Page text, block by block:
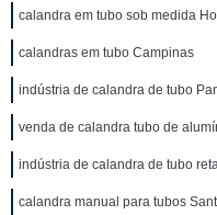
calandra em tubo sob medida
calandras em tubo Campinas
indústria de calandra de tubo
venda de calandra tubo de
indústria de calandra de tubo
calandra manual para tubos